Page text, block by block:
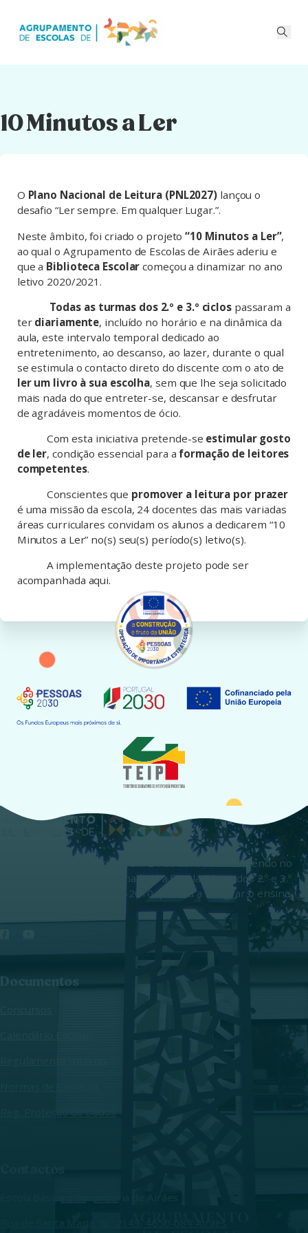
10 Minutos a Ler
O Plano Nacional de Leitura (PNL2027) lançou o
desafio “Ler sempre. Em qualquer Lugar.”.
Neste âmbito, foi criado o projeto“10 Minutos a Ler”,
ao qual o Agrupamento de Escolas de Airães aderiu e
que a Biblioteca Escolar começou a dinamizar no ano
letivo 2020/2021.
Todas as turmas dos 2.º e 3.º ciclospassaram a
ter diariamente, incluído no horário e na dinâmica da
aula, este intervalo temporal dedicado ao
entretenimento, ao descanso, ao lazer, durante o qual
se estimula o contacto direto do discente com o ato de
ler um livro à sua escolha, sem que lhe seja solicitado
mais nada do que entreter-se, descansar e desfrutar
de agradáveis momentos de ócio.
Com esta iniciativa pretende-se estimular gosto
de ler, condição essencial para a formação de leitores
competentes.
Conscientes que promover a leitura por prazer
é uma missão da escola, 24 docentes das mais variadas
áreas curriculares convidam os alunos a dedicarem “10
Minutos a Ler” no(s) seu(s) período(s) letivo(s).
A implementação deste projeto pode ser
acompanhada aqui.
O Agrupamento foi criado em 24 de abril de 2002, tendo no
ano letivo anterior funcionado já a Escola Básica dos 2.º e 3.º
Ciclos de Airães. Em 2009-2010, passou a integrar o ensino
Documentos